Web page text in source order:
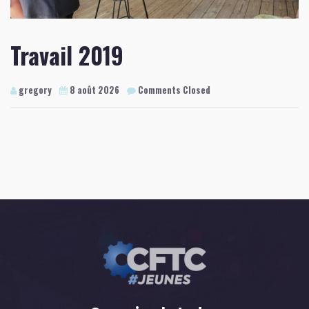
Travail 2019
gregory 8 août 2026 Comments Closed